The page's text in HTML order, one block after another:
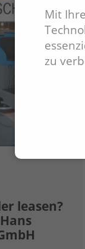
leasen?
Mit
zu